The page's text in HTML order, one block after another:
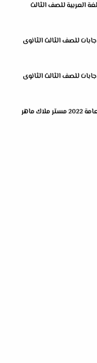
العربية للصف الثالث
للصف الثالث الثانوى
للصف الثالث الثانوى
ماهر